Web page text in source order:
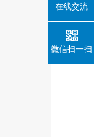
在线交流
微信扫一扫